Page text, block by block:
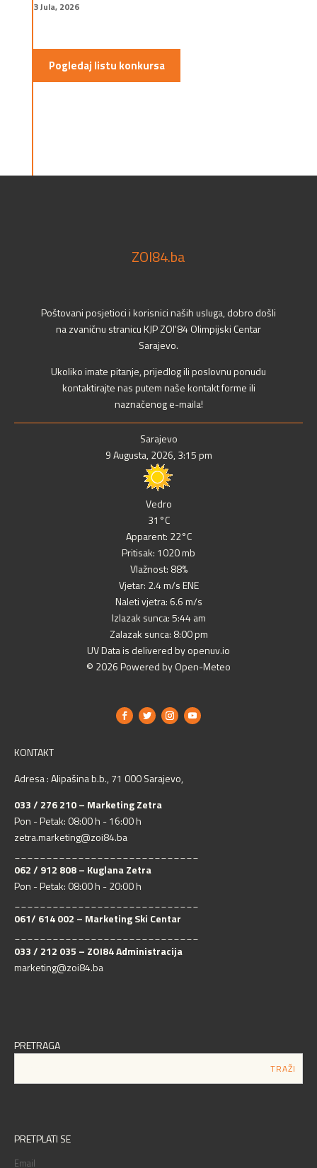
3 Jula, 2026
Pogledaj listu konkursa
ZOI84.ba
Poštovani posjetioci i korisnici naših usluga, dobro došli
na zvaničnu stranicu KJP ZOI'84 Olimpijski Centar
Sarajevo.
Ukoliko imate pitanje, prijedlog ili poslovnu ponudu
kontaktirajte nas putem naše kontakt forme ili
naznačenog e-maila!
Sarajevo
9 Augusta, 2026, 3:15 pm
Vedro
31°C
Apparent: 22°C
Pritisak: 1020 mb
Vlažnost: 88%
Vjetar: 2.4 m/s ENE
Naleti vjetra: 6.6 m/s
Izlazak sunca: 5:44 am
Zalazak sunca: 8:00 pm
UV Data is delivered by openuv.io
© 2026 Powered by Open-Meteo
KONTAKT
Adresa : Alipašina b.b., 71 000 Sarajevo,
033 / 276 210 – Marketing Zetra
Pon - Petak: 08:00 h - 16:00 h
zetra.marketing@zoi84.ba
062 / 912 808 – Kuglana Zetra
Pon - Petak: 08:00 h - 20:00 h
061/ 614 002 – Marketing Ski Centar
033 / 212 035 – ZOI84 Administracija
marketing@zoi84.ba
PRETRAGA
PRETPLATI SE
Email